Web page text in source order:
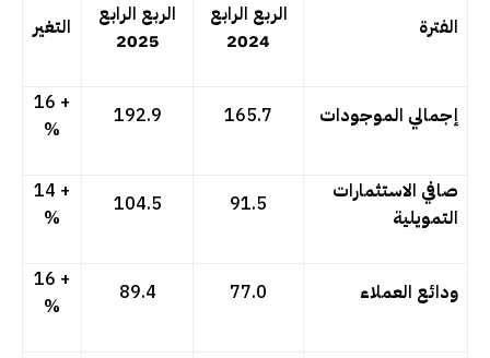
الفترة
الربع الرابع
2024
الربع الرابع
2025
التغير
إجمالي الموجودات 165.7
192.9
+ 16
%
صافي الاستثمارات
التمويلية
91.5
104.5
+ 14
%
ودائع العملاء 77.0
89.4
+ 16
%